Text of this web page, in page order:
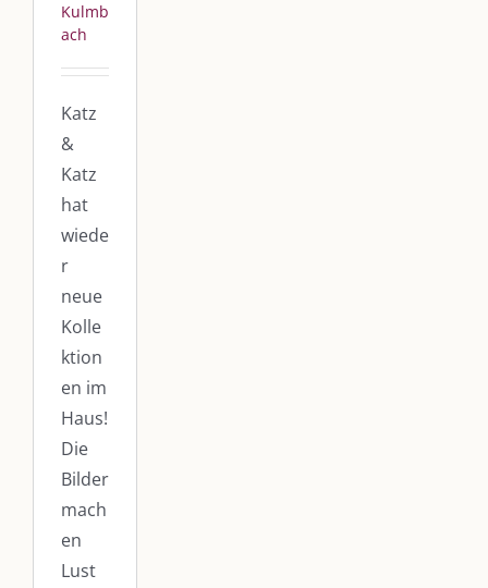
Kulmb
ach
Katz
&
Katz
hat
wiede
r
neue
Kolle
ktion
en im
Haus!
Die
Bilder
mach
en
Lust